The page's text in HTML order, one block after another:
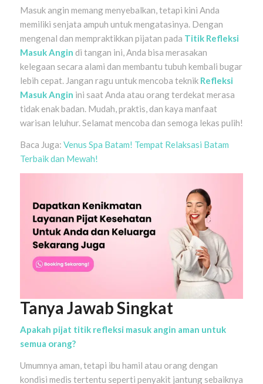
Masuk angin memang menyebalkan, tetapi kini Anda
memiliki senjata ampuh untuk mengatasinya. Dengan
mengenal dan mempraktikkan pijatan pada Titik Refleksi
Masuk Angin di tangan ini, Anda bisa merasakan
kelegaan secara alami dan membantu tubuh kembali bugar
lebih cepat. Jangan ragu untuk mencoba teknik Refleksi
Masuk Angin ini saat Anda atau orang terdekat merasa
tidak enak badan. Mudah, praktis, dan kaya manfaat
warisan leluhur. Selamat mencoba dan semoga lekas pulih!
Baca Juga: Venus Spa Batam! Tempat Relaksasi Batam
Terbaik dan Mewah!
Tanya Jawab Singkat
Apakah pijat titik refleksi masuk angin aman untuk
semua orang?
Umumnya aman, tetapi ibu hamil atau orang dengan
kondisi medis tertentu seperti penyakit jantung sebaiknya